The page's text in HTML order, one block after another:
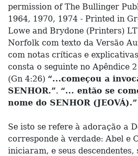
permission of The Bullinger
1964, 1970, 1974 - Printed in
Lowe and Brydone (Printers)
Norfolk com texto da Versão
com notas críticas e
consta o seguinte no Apêndice
(Gn 4:26) “...começou a
SENHOR.”. “... então se
nome do SENHOR (JEOVÁ).”
Se isto se refere à adoração a
corresponde à verdade: Abel e
iniciaram, e seus descendentes,